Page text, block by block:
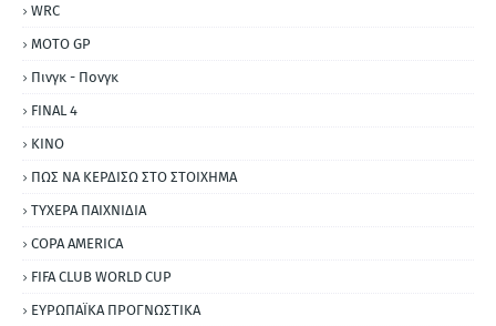
WRC
MOTO GP
Πινγκ - Πονγκ
FINAL 4
ΚΙΝΟ
ΠΩΣ ΝΑ ΚΕΡΔΙΣΩ ΣΤΟ ΣΤΟΙΧΗΜΑ
ΤΥΧΕΡΑ ΠΑΙΧΝΙΔΙΑ
COPA AMERICA
FIFA CLUB WORLD CUP
ΕΥΡΩΠΑΪΚΑ ΠΡΟΓΝΩΣΤΙΚΑ